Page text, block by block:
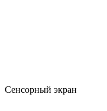
Сенсорный экран